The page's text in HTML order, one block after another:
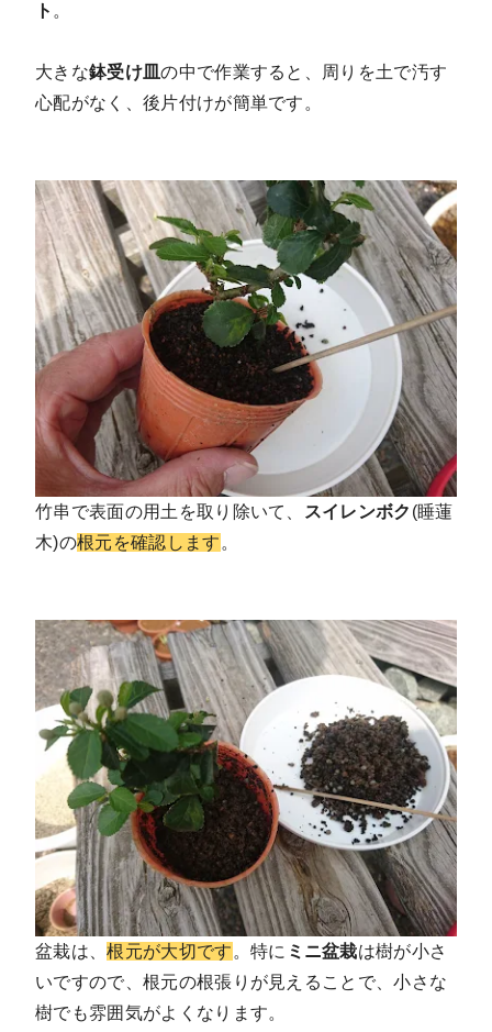
ト 。
大きな鉢受け皿の中で作業すると、周りを土で汚す
心配がなく、後片付けが簡単です。
竹串で表面の用土を取り除いて、 スイレンボク (睡蓮
木)の根元を確認します 。
盆栽は、根元が大切です 。特に ミニ盆栽は樹が小さ
いですので、根元の根張りが見えることで、小さな
樹でも雰囲気がよくなります。